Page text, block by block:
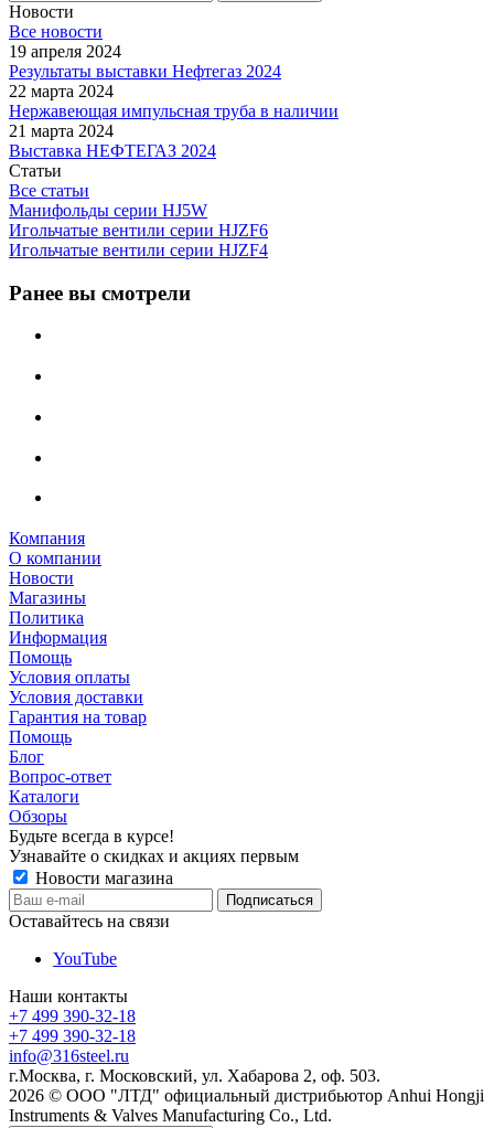
Новости
Все новости
19 апреля 2024
Результаты выставки Нефтегаз 2024
22 марта 2024
Нержавеющая импульсная труба в наличии
21 марта 2024
Выставка НЕФТЕГАЗ 2024
Статьи
Все статьи
Манифольды серии HJ5W
Игольчатые вентили серии HJZF6
Игольчатые вентили серии HJZF4
Ранее вы смотрели
Компания
О компании
Новости
Магазины
Политика
Информация
Помощь
Условия оплаты
Условия доставки
Гарантия на товар
Помощь
Блог
Вопрос-ответ
Каталоги
Обзоры
Будьте всегда в курсе!
Узнавайте о скидках и акциях первым
Новости магазина
Оставайтесь на связи
YouTube
Наши контакты
+7 499 390-32-18
+7 499 390-32-18
info@316steel.ru
г.Москва, г. Московский, ул. Хабарова 2, оф. 503.
2026 © ООО "ЛТД" официальный дистрибьютор Anhui Hongji
Instruments & Valves Manufacturing Co., Ltd.